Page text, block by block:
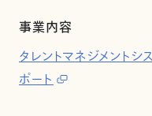
事業内容
タレントマネジメントシ
ポート